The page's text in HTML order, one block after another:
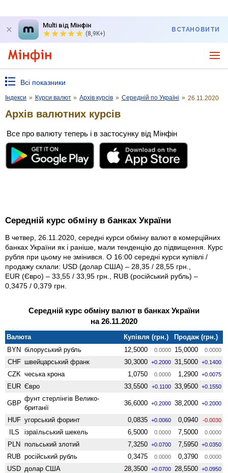
Multi від Мінфін
(8,9K+)
ВСТАНОВИТИ
Всі показники
Індекси » Курси валют » Архів курсів » Середній по Україні » 26.11.2020
Архів валютних курсів
Все про валюту теперь і в застосунку від Мінфін
Середній курс обміну в банках України
В четвер, 26.11.2020, середні курси обміну валют в комерційних
банках України як і раніше, мали тенденцію до підвищення. Курс
рубля при цьому не змінився. О 16:00 середні курси купівлі /
продажу склали: USD (долар США) – 28,35 / 28,55 грн.,
EUR (Євро) – 33,55 / 33,95 грн., RUB (російський рубль) –
0,3475 / 0,379 грн.
Середній курс обміну валют в банках України
на 26.11.2020
Валюта Купівля (грн.)
Продаж (грн.)
BYN білоруський рубль 12,5000 0.0000 15,0000 0.0000
CHF швейцарський франк 30,3000 +0.2000 31,5000 +0.1400
CZK чеська крона 1,0750 0.0000 1,2900 +0.0075
EUR Євро 33,5500 +0.1100 33,9500 +0.1550
GBP
фунт стерлінгів Велико­
британії
36,6000 +0.2000 38,2000 +0.2000
HUF угорський форинт 0,0835 +0.0060 0,0940 -0.0030
ILS ізраїльський шекель 6,5000 0.0000 7,5000 0.0000
PLN польський злотий 7,3250 +0.0700 7,5950 +0.0350
RUB російський рубль 0,3475 0.0000 0,3790 0.0000
USD долар США 28,3500 +0.0700 28,5500 +0.0950